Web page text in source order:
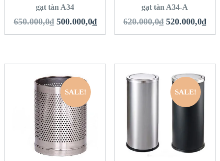
gạt tàn A34
650.000,0₫ 500.000,0₫
gạt tàn A34-A
620.000,0₫ 520.000,0₫
SALE!
QUICK LOOK
VIEW DETAILS
THÊM VÀO GIỎ
HÀNG
SALE!
QUICK LOOK
VIEW DETAILS
HÀNG